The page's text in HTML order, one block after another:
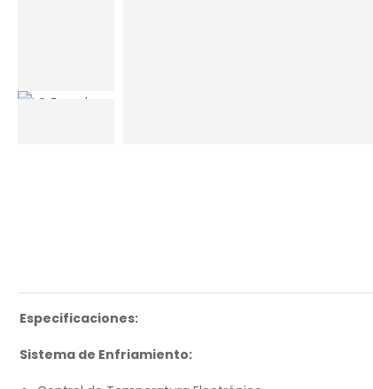
Especificaciones:
Sistema de Enfriamiento: